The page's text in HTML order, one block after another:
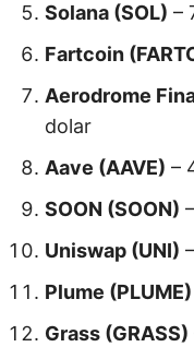
Solana (SOL) –
Fartcoin
Aerodrome
dolar
Aave (AAVE) –
SOON (SOON)
Uniswap (UNI)
Plume (PLUME)
Grass (GRASS)